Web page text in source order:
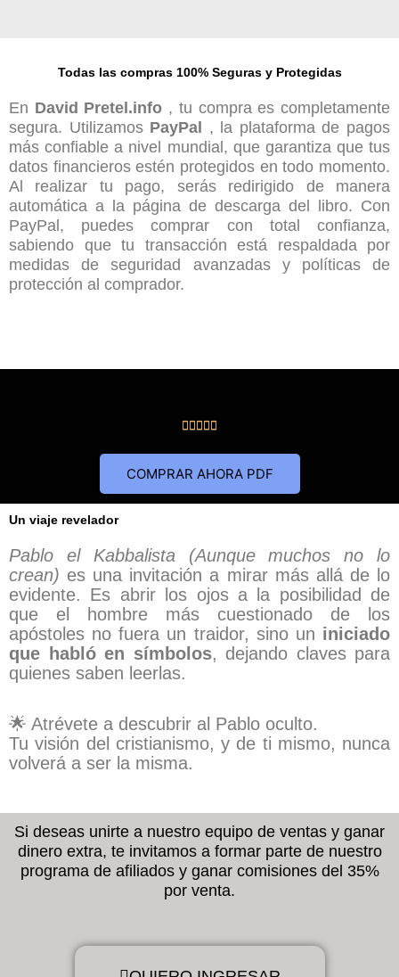
Todas las compras 100% Seguras y Protegidas
En David Pretel.info , tu compra es completamente
segura. Utilizamos PayPal
, la plataforma de pagos
más confiable a nivel mundial, que garantiza que tus
datos financieros estén protegidos en todo momento.
Al realizar tu pago, serás redirigido de manera
automática a la página de descarga del libro. Con
PayPal, puedes comprar con total confianza,
sabiendo que tu transacción está respaldada por
medidas de seguridad avanzadas y políticas de
protección al comprador.

de
5
COMPRAR AHORA PDF
Un viaje revelador
Pablo el Kabbalista (Aunque muchos no lo
crean) es una invitación a mirar más allá de lo
evidente. Es abrir los ojos a la posibilidad de
que el hombre más cuestionado de los
apóstoles no fuera un traidor, sino un iniciado
que habló en símbolos, dejando claves para
quienes saben leerlas.
🌟 Atrévete a descubrir al Pablo oculto.
Tu visión del cristianismo, y de ti mismo, nunca
volverá a ser la misma.
Si deseas unirte a nuestro equipo de ventas y ganar
dinero extra, te invitamos a formar parte de nuestro
programa de afiliados y ganar comisiones del 35%
por venta.